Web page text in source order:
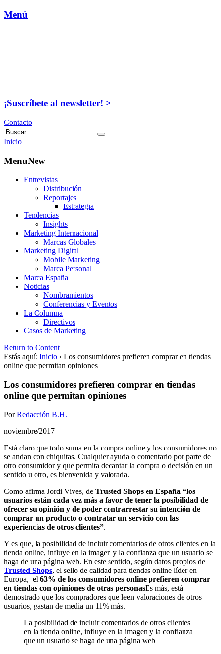
Menú
¡Suscríbete al newsletter! >
Contacto
Inicio
MenuNew
Entrevistas
Distribución
Reportajes
Estrategia
Tendencias
Insights
Marketing Internacional
Marcas Globales
Marketing Digital
Mobile Marketing
Marca Personal
Marca España
Noticias
Nombramientos
Conferencias y Eventos
La Columna
Directivos
Casos de Marketing
Return to Content
Estás aquí: Inicio › Los consumidores prefieren comprar en tiendas
online que permitan opiniones
Los consumidores prefieren comprar en tiendas
online que permitan opiniones
PorRedacción B.H.
noviembre/2017
Está claro que todo suma en la compra online y los consumidores no
se andan con chiquitas. Cualquier ayuda o comentario por parte de
otro consumidor y que permita decantar la compra o decisión en un
sentido u otro, es bienvenida y valorada.
Como afirma Jordi Vives, de Trusted Shops en España “los
usuarios están cada vez más a favor de tener la posibilidad de
ofrecer su opinión y de poder contrarrestar su intención de
comprar un producto o contratar un servicio con las
experiencias de otros clientes”.
Y es que, la posibilidad de incluir comentarios de otros clientes en la
tienda online, influye en la imagen y la confianza que un usuario se
haga de una página web. En este sentido, según datos propios de
Trusted Shops, el sello de calidad para tiendas online líder en
Europa, el 63% de los consumidores online prefieren comprar
en tiendas con opiniones de otras personasEs más, está
demostrado que los compradores que leen valoraciones de otros
usuarios, gastan de media un 11% más.
La posibilidad de incluir comentarios de otros clientes
en la tienda online, influye en la imagen y la confianza
que un usuario se haga de una página web